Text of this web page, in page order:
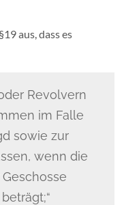
aus, dass es
Revolvern
im Falle
sowie zur
wenn die